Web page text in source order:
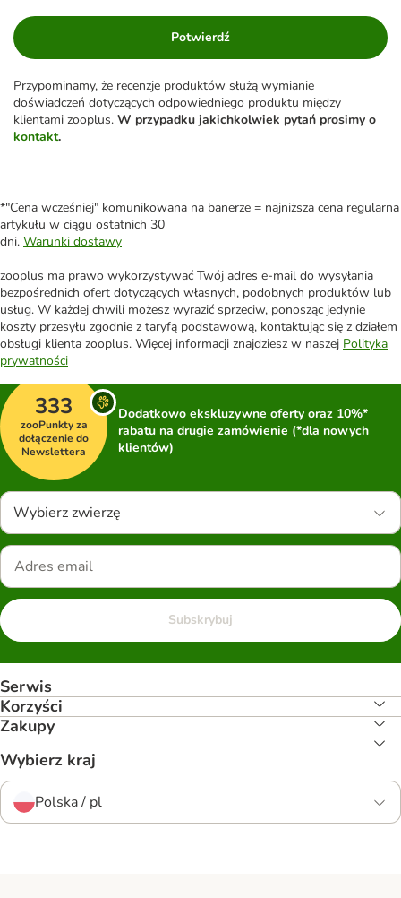
Potwierdź
Przypominamy, że recenzje produktów służą wymianie
doświadczeń dotyczących odpowiedniego produktu między
klientami zooplus. W przypadku jakichkolwiek pytań prosimy o
kontakt.
*"Cena wcześniej" komunikowana na banerze = najniższa cena regularna
artykułu w ciągu ostatnich 30
dni. Warunki dostawy
zooplus ma prawo wykorzystywać Twój adres e-mail do wysyłania
bezpośrednich ofert dotyczących własnych, podobnych produktów lub
usług. W każdej chwili możesz wyrazić sprzeciw, ponosząc jedynie
koszty przesyłu zgodnie z taryfą podstawową, kontaktując się z działem
obsługi klienta zooplus. Więcej informacji znajdziesz w naszej Polityka
prywatności
333
zooPunkty za
dołączenie do
Newslettera
Dodatkowo ekskluzywne oferty oraz 10%*
rabatu na drugie zamówienie (*dla nowych
klientów)
Wybierz zwierzę
Subskrybuj
Serwis
Korzyści
Zakupy
Wybierz kraj
Polska / pl